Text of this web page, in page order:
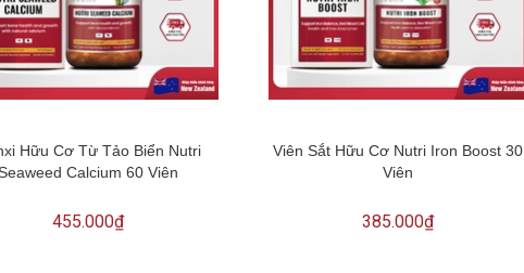
Hữu Cơ Từ Tảo Biển Nutri
Calcium 60 Viên
455.000₫
Viên Sắt Hữu Cơ Nutri Iron Boost 30
Viên
385.000₫